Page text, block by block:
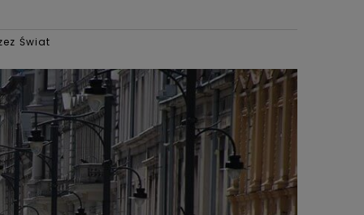
Świat